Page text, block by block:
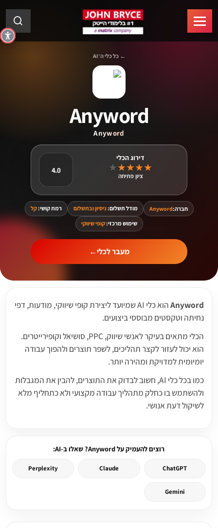
← כל כלי ה־AI
Anyword
Anyword
4.0 ★
★
★
★
★
ציון פתיחה
חברה:Anyword מודל תשלום: ניסיון ובתשלום רמת קושי:קל
שימוש מרכזי:קופי שיווקי
מעבר לכלי←
Anyword
הוא כלי AI שמיועד ליצירת קופי שיווקי, מודעות, דפי
נחיתה וטקסטים מבוססי ביצועים.
הכלי מתאים בעיקר לאנשי שיווק, PPC, סושיאל וקופירייטרים.
הוא יכול לעזור לקצר תהליכים, לשפר תוצרים ולהפוך עבודה
יומיומית למדויקת ומהירה יותר.
כמו בכל כלי AI, חשוב לבדוק את התוצרים, להבין את המגבלות
ולהשתמש בו כחלק מתהליך עבודה מקצועי ולא כתחליף מלא
לשיקול דעת אנושי.
רוצים להעמיק על Anyword? שאלו ב-AI:
ChatGPT
Claude
Perplexity
Gemini